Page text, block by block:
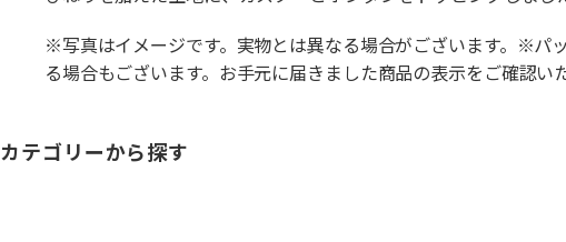
※写真はイメージです。実物とは異なる場合がございます。※パ
る場合もございます。お手元に届きました商品の表示をご確認い
カテゴリーから探す